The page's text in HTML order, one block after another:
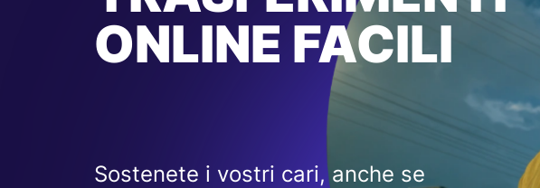
ONLINE FACILI
Sostenete i vostri cari, anche se